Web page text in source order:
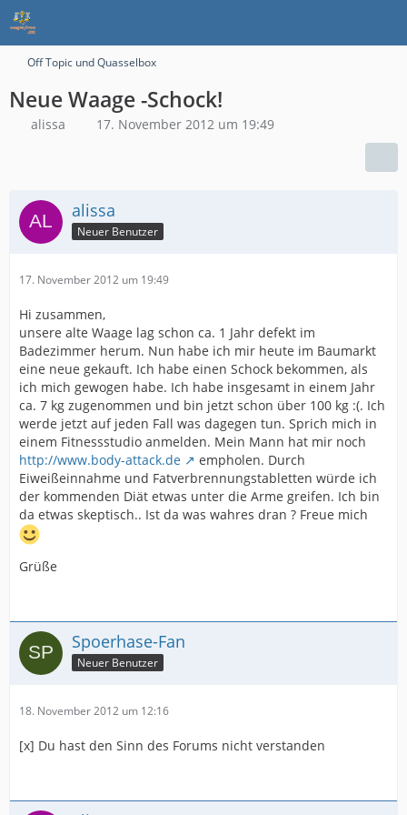
Off Topic und Quasselbox
Neue Waage -Schock!
alissa 17. November 2012 um 19:49
alissa
Neuer Benutzer
17. November 2012 um 19:49
Hi zusammen,
unsere alte Waage lag schon ca. 1 Jahr defekt im
Badezimmer herum. Nun habe ich mir heute im Baumarkt
eine neue gekauft. Ich habe einen Schock bekommen, als
ich mich gewogen habe. Ich habe insgesamt in einem Jahr
ca. 7 kg zugenommen und bin jetzt schon über 100 kg :(. Ich
werde jetzt auf jeden Fall was dagegen tun. Sprich mich in
einem Fitnessstudio anmelden. Mein Mann hat mir noch
http://www.body-attack.de
empholen. Durch
Eiweißeinnahme und Fatverbrennungstabletten würde ich
der kommenden Diät etwas unter die Arme greifen. Ich bin
da etwas skeptisch.. Ist da was wahres dran ? Freue mich
Grüße
Spoerhase-Fan
Neuer Benutzer
18. November 2012 um 12:16
[x] Du hast den Sinn des Forums nicht verstanden